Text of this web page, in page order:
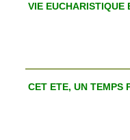
VIE EUCHARISTIQUE
CET ETE, UN TEMPS